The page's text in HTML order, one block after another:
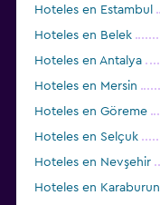
Hoteles en Estambul
Hoteles en Belek
Hoteles en Antalya
Hoteles en Mersin
Hoteles en Göreme
Hoteles en Selçuk
Hoteles en Nevşehir
Hoteles en Karaburun